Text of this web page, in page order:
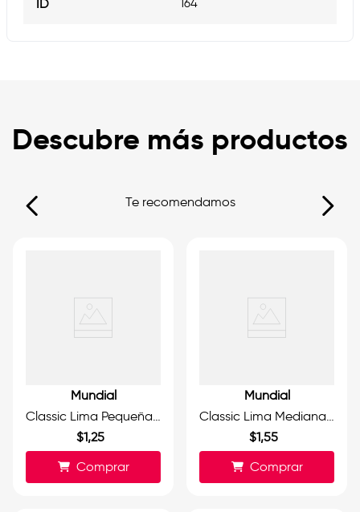
ID 164
Descubre más productos
Te recomendamos
Mundial
Classic Lima Pequeña para Uñas
$1,25
Comprar
Mundial
Classic Lima Mediana para Uñas
$1,55
Comprar